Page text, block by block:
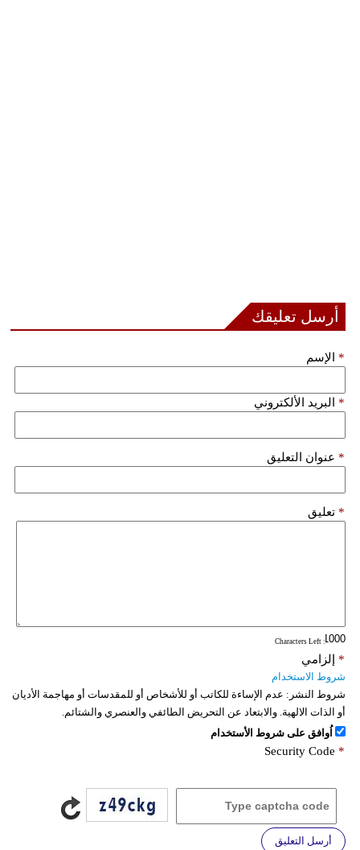
أرسل تعليقك
الإسم *
البريد الألكتروني *
عنوان التعليق *
تعليق *
: Characters Left
إلزامي *
شروط الاستخدام
شروط النشر: عدم الإساءة للكاتب أو للأشخاص أو للمقدسات أو مهاجمة الأديان
أو الذات الالهية. والابتعاد عن التحريض الطائفي والعنصري والشتائم.
اُوافق على شروط الأستخدام
Security Code *
أرسل التعليق